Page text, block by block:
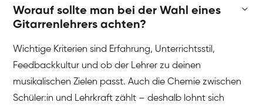
Worauf sollte man bei der Wahl eines
Gitarrenlehrers achten?
Wichtige Kriterien sind Erfahrung, Unterrichtsstil,
Feedbackkultur und ob der Lehrer zu deinen
musikalischen Zielen passt. Auch die Chemie zwischen
Schüler:in und Lehrkraft zählt – deshalb lohnt sich